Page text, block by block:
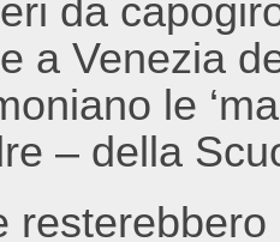
da
a Venezia
le
– della